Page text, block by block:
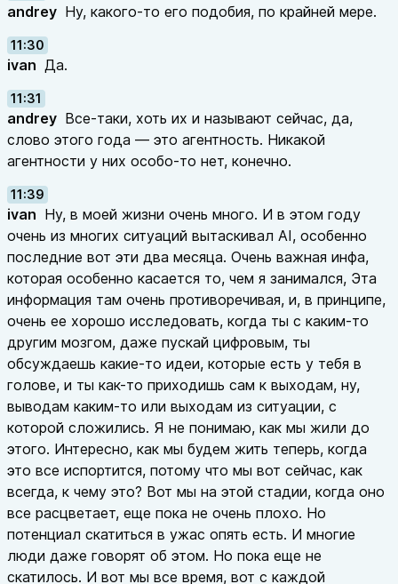
andrey Ну, какого-то его подобия, по крайней мере.
11:30
ivan Да.
11:31
andrey Все-таки, хоть их и называют сейчас, да,
слово этого года — это агентность. Никакой
агентности у них особо-то нет, конечно.
11:39
ivan Ну, в моей жизни очень много. И в этом году
очень из многих ситуаций вытаскивал AI, особенно
последние вот эти два месяца. Очень важная инфа,
которая особенно касается то, чем я занимался, Эта
информация там очень противоречивая, и, в принципе,
очень ее хорошо исследовать, когда ты с каким-то
другим мозгом, даже пускай цифровым, ты
обсуждаешь какие-то идеи, которые есть у тебя в
голове, и ты как-то приходишь сам к выходам, ну,
выводам каким-то или выходам из ситуации, с
которой сложились. Я не понимаю, как мы жили до
этого. Интересно, как мы будем жить теперь, когда
это все испортится, потому что мы вот сейчас, как
всегда, к чему это? Вот мы на этой стадии, когда оно
все расцветает, еще пока не очень плохо. Но
потенциал скатиться в ужас опять есть. И многие
люди даже говорят об этом. Но пока еще не
скатилось. И вот мы все время, вот с каждой